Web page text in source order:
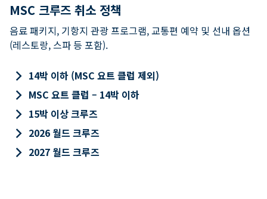
MSC 크루즈 취소 정책
음료 패키지, 기항지 관광 프로그램, 교통편 예약 및 선내 옵션
(레스토랑, 스파 등 포함).
keyboard_arrow_right 14박 이하 (MSC 요트 클럽 제외)
keyboard_arrow_right MSC 요트 클럽 – 14박 이하
keyboard_arrow_right 15박 이상 크루즈
keyboard_arrow_right 2026 월드 크루즈
keyboard_arrow_right 2027 월드 크루즈